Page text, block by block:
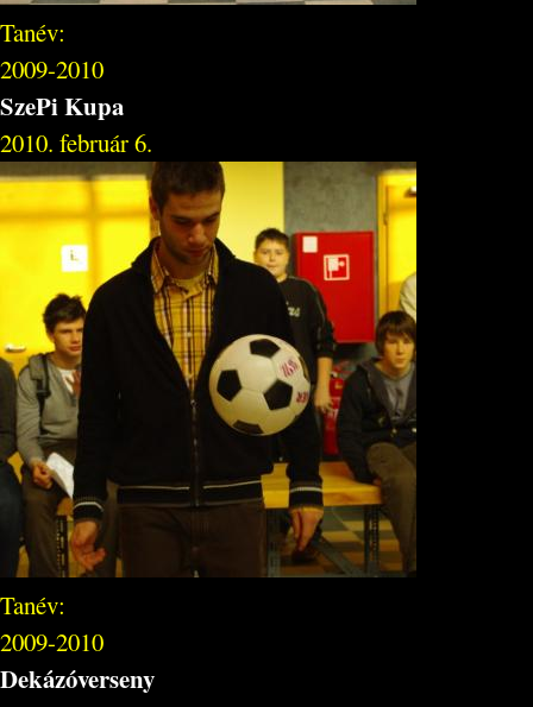
Tanév:
2009-2010
SzePi Kupa
2010. február 6.
Tanév:
2009-2010
Dekázóverseny